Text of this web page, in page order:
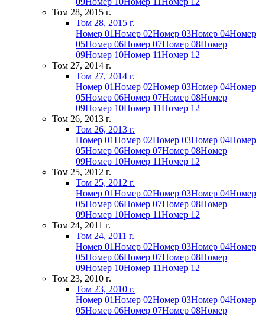
Том 28, 2015 г.
Том 28, 2015 г.
Номер 01Номер 02Номер 03Номер 04Номер
05Номер 06Номер 07Номер 08Номер
09Номер 10Номер 11Номер 12
Том 27, 2014 г.
Том 27, 2014 г.
Номер 01Номер 02Номер 03Номер 04Номер
05Номер 06Номер 07Номер 08Номер
09Номер 10Номер 11Номер 12
Том 26, 2013 г.
Том 26, 2013 г.
Номер 01Номер 02Номер 03Номер 04Номер
05Номер 06Номер 07Номер 08Номер
09Номер 10Номер 11Номер 12
Том 25, 2012 г.
Том 25, 2012 г.
Номер 01Номер 02Номер 03Номер 04Номер
05Номер 06Номер 07Номер 08Номер
09Номер 10Номер 11Номер 12
Том 24, 2011 г.
Том 24, 2011 г.
Номер 01Номер 02Номер 03Номер 04Номер
05Номер 06Номер 07Номер 08Номер
09Номер 10Номер 11Номер 12
Том 23, 2010 г.
Том 23, 2010 г.
Номер 01Номер 02Номер 03Номер 04Номер
05Номер 06Номер 07Номер 08Номер